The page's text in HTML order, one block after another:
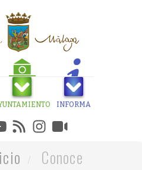
INFORMA
Conoce